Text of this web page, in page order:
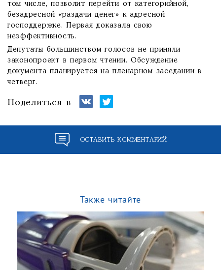
том числе, позволит перейти от категорийной,
безадресной «раздачи денег» к адресной
господдержке. Первая доказала свою
неэффективность.
Депутаты большинством голосов не приняли
законопроект в первом чтении. Обсуждение
документа планируется на пленарном заседании в
четверг.
Поделиться в
ОСТАВИТЬ КОММЕНТАРИЙ
Также читайте